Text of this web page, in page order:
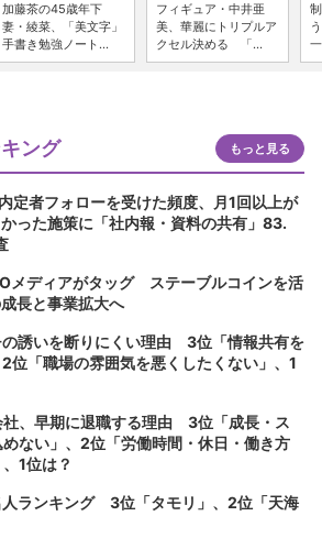
加藤茶の45歳年下
妻・綾菜、「美文字」
手書き勉強ノート...
フィギュア・中井亜
美、華麗にトリプルア
クセル決める 「...
ング もっと見る
定者フォローを受けた頻度、月1回以上が
った施策に「社内報・資料の共有」83.
メディアがタッグ ステーブルコインを活
長と事業拡大へ
の誘いを断りにくい理由 3位「情報共有を
位「職場の雰囲気を悪くしたくない」、1
社、早期に退職する理由 3位「成長・ス
ない」、2位「労働時間・休日・働き方
1位は？
人ランキング 3位「タモリ」、2位「天海